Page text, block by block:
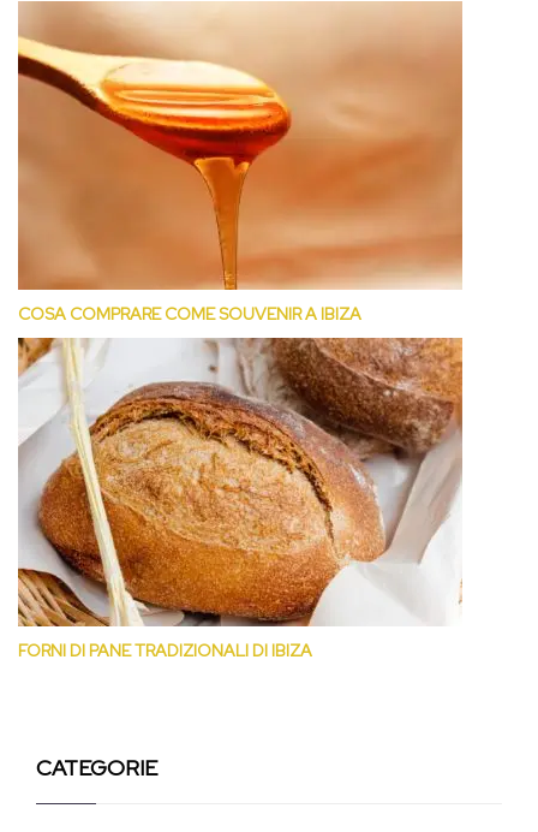
COSA COMPRARE COME SOUVENIR A IBIZA
FORNI DI PANE TRADIZIONALI DI IBIZA
CATEGORIE